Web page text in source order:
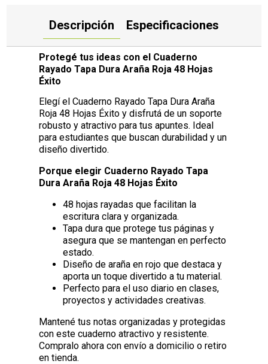
Descripción Especificaciones
Protegé tus ideas con el Cuaderno
Rayado Tapa Dura Araña Roja 48 Hojas
Éxito
Elegí el Cuaderno Rayado Tapa Dura Araña
Roja 48 Hojas Éxito y disfrutá de un soporte
robusto y atractivo para tus apuntes. Ideal
para estudiantes que buscan durabilidad y un
diseño divertido.
Porque elegir Cuaderno Rayado Tapa
Dura Araña Roja 48 Hojas Éxito
48 hojas rayadas que facilitan la
escritura clara y organizada.
Tapa dura que protege tus páginas y
asegura que se mantengan en perfecto
estado.
Diseño de araña en rojo que destaca y
aporta un toque divertido a tu material.
Perfecto para el uso diario en clases,
proyectos y actividades creativas.
Mantené tus notas organizadas y protegidas
con este cuaderno atractivo y resistente.
Compralo ahora con envío a domicilio o retiro
en tienda.